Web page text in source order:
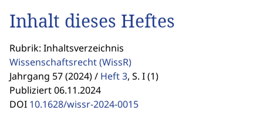
Inhalt dieses Heftes
Rubrik: Inhaltsverzeichnis
Wissenschaftsrecht(WissR)
Jahrgang 57 (2024) / Heft 3, S. I (1)
Publiziert 06.11.2024
DOI 10.1628/wissr-2024-0015